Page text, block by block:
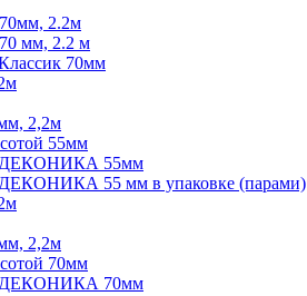
2.2м
мм, 2.2 м
70мм
2,2м
55мм
ДЕКОНИКА 55мм
ДЕКОНИКА 55 мм в упаковке (парами)
2,2м
70мм
ДЕКОНИКА 70мм